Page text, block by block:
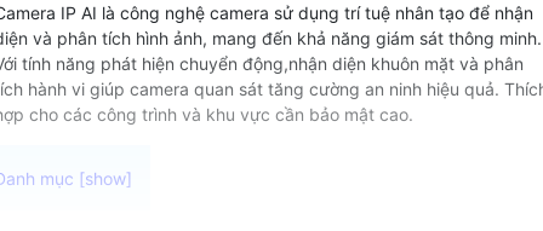
IP AI là công nghệ camera sử dụng trí tuệ nhân tạo để nhận
và phân tích hình ảnh, mang đến khả năng giám sát thông minh.
tính năng phát hiện chuyển động,nhận diện khuôn mặt và phân
hành vi giúp camera quan sát tăng cường an ninh hiệu quả.
cho các công trình và khu vực cần bảo mật cao.